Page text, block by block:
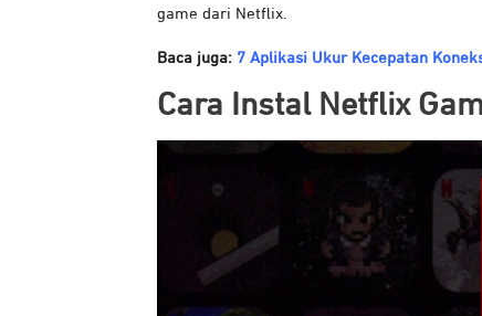
game dari Netflix.
Baca juga: 7 Aplikasi Ukur Kecepatan
Cara Instal Netflix